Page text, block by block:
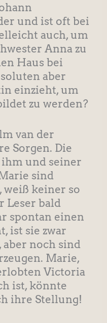
und ist oft bei
auch, um
Anna zu
Haus bei
aber
einzieht, um
zu werden?
van der
Sorgen. Die
und seiner
sind
weiß keiner so
Leser bald
spontan einen
ist sie zwar
aber noch sind
Marie,
Victoria
ist, könnte
ihre Stellung!